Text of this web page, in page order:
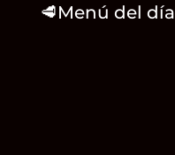
🥩Menú del día